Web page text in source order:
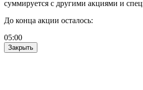
суммируется с другими акциями и
До конца акции осталось:
05:00
Закрыть